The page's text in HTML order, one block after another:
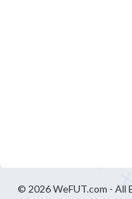
© 2026 WeFUT.com - All